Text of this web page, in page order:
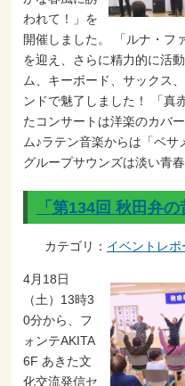
われて！」を
開催しました。 「ルナ・フ
を迎え、さらに精力的に活
ム、キーボード、サックス
ンドで魅了しました！ 「真
たコンサートは洋楽のカバ
ム♪ラテン音楽からは「ベサ
グループサウンズは淡い青
「第134回 秋田弁の
カテゴリ： イベントレポ
4月18日
（土）13時3
0分から、フ
ォンテAKITA
6F あきた文
化交流発信セ